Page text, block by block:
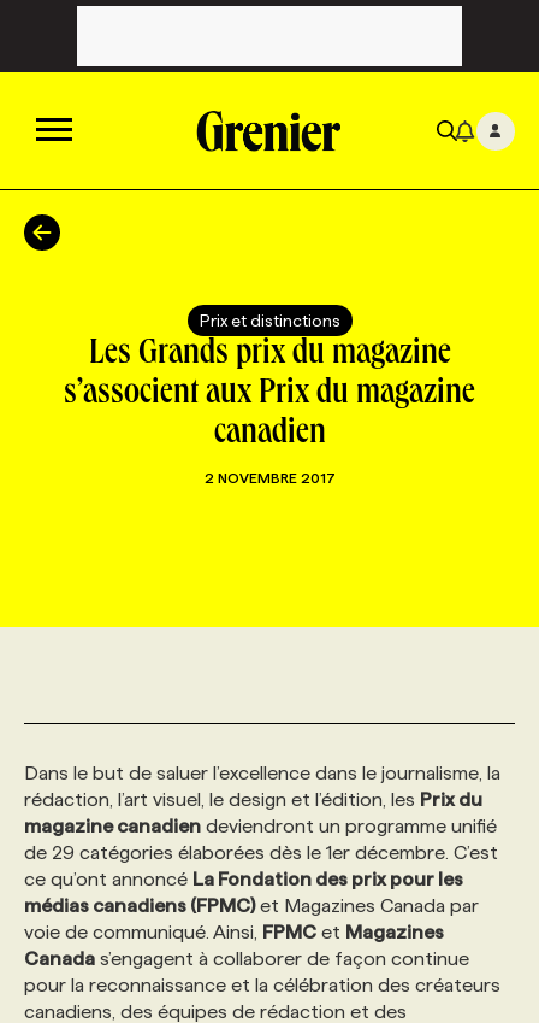
ACTUALITÉS
CATÉGORIES
TOUTES LES CATÉGORIES
PRIX ET DISTINCTIONS
TENDANCES
CHRONIQUES
GEO/SEO
ÉVÉNEMENTIEL
NOS AUTEUR‧RICES
FORFAITS ABONNEMENT
INFOLETTRES
FAQ
ANNONCEZ AVEC NOUS
FORMATIONS PERSONNALISÉES
NOS FORMATEUR‧RICES
POURQUOI CHOISIR NOS FORMATIONS
NOS TARIFS
NOS EXPERTISES
FAQ
Prix et distinctions
Les Grands prix du magazine
s’associent aux Prix du magazine
canadien
2 NOVEMBRE 2017
Dans le but de saluer l’excellence dans le journalisme, la
rédaction, l’art visuel, le design et l’édition, les Prix du
magazine canadien deviendront un programme unifié
de 29 catégories élaborées dès le 1er décembre. C’est
ce qu’ont annoncé La Fondation des prix pour les
médias canadiens (FPMC)et Magazines Canada par
voie de communiqué. Ainsi, FPMC et Magazines
Canada s’engagent à collaborer de façon continue
pour la reconnaissance et la célébration des créateurs
canadiens, des équipes de rédaction et des